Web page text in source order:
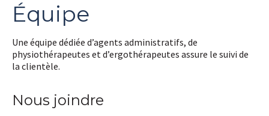
Équipe
Une équipe dédiée d’agents administratifs, de
physiothérapeutes et d’ergothérapeutes assure le suivi de
la clientèle.
Nous joindre